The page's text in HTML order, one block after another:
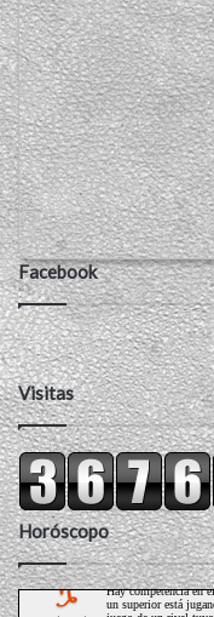
Facebook
Visitas
Horóscopo